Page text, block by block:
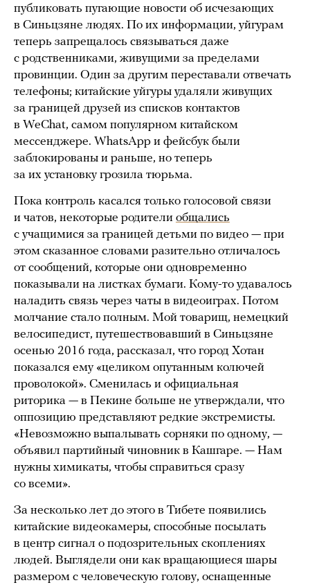
публиковать пугающие новости об исчезающих
в Синьцзяне людях. По их информации, уйгурам
теперь запрещалось связываться даже
с родственниками, живущими за пределами
провинции. Один за другим переставали отвечать
телефоны; китайские уйгуры удаляли живущих
за границей друзей из списков контактов
в WeChat, самом популярном китайском
мессенджере. WhatsApp и фейсбук были
заблокированы и раньше, но теперь
за их установку грозила тюрьма.
Пока контроль касался только голосовой связи
и чатов, некоторые родители общались
с учащимися за границей детьми по видео — при
этом сказанное словами разительно отличалось
от сообщений, которые они одновременно
показывали на листках бумаги. Кому-то удавалось
наладить связь через чаты в видеоиграх. Потом
молчание стало полным. Мой товарищ, немецкий
велосипедист, путешествовавший в Синьцзяне
осенью 2016 года, рассказал, что город Хотан
показался ему «целиком опутанным колючей
проволокой». Сменилась и официальная
риторика — в Пекине больше не утверждали, что
оппозицию представляют редкие экстремисты.
«Невозможно выпалывать сорняки по одному, —
объявил партийный чиновник в Кашгаре. — Нам
нужны химикаты, чтобы справиться сразу
со всеми».
За несколько лет до этого в Тибете появились
китайские видеокамеры, способные посылать
в центр сигнал о подозрительных скоплениях
людей. Выглядели они как вращающиеся шары
размером с человеческую голову, оснащенные